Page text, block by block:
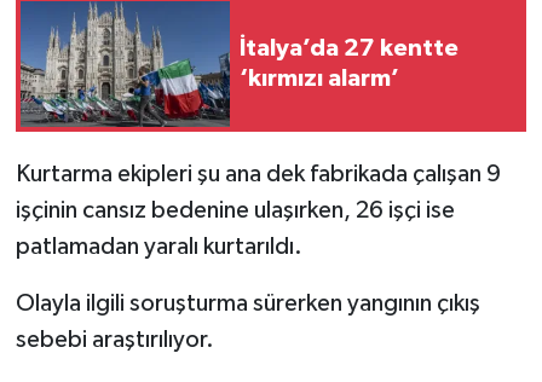
İtalya’da 27 kentte
‘kırmızı alarm’
Kurtarma ekipleri şu ana dek fabrikada çalışan 9
işçinin cansız bedenine ulaşırken, 26 işçi ise
patlamadan yaralı kurtarıldı.
Olayla ilgili soruşturma sürerken yangının çıkış
sebebi araştırılıyor.